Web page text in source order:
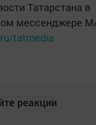
Татарстана в
мессенджере
tatmedia
реакции